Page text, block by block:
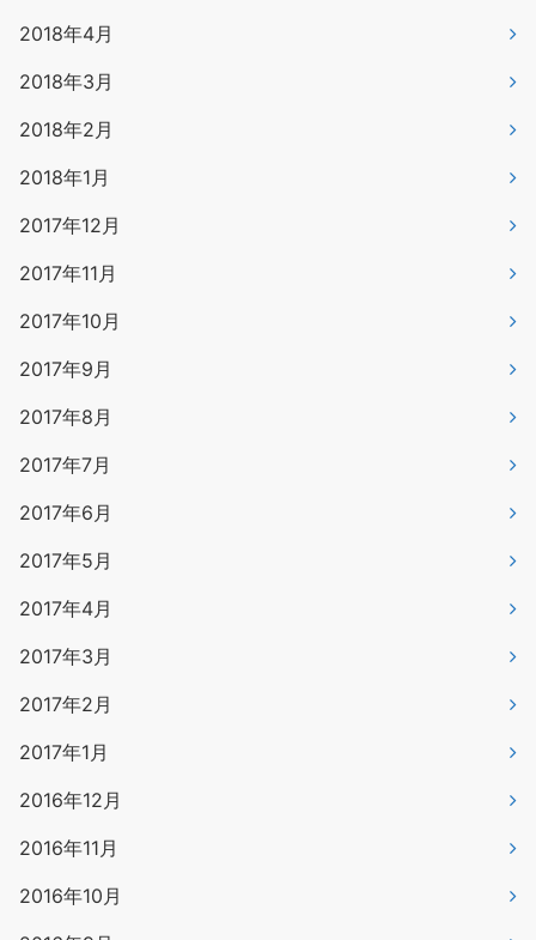
2018年4月
2018年3月
2018年2月
2018年1月
2017年12月
2017年11月
2017年10月
2017年9月
2017年8月
2017年7月
2017年6月
2017年5月
2017年4月
2017年3月
2017年2月
2017年1月
2016年12月
2016年11月
2016年10月